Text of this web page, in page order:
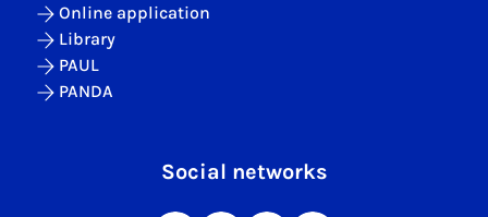
Online application
Library
PAUL
PANDA
Social networks